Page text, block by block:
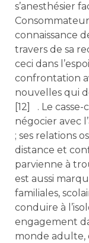
s’anesthésier
connaissance
travers de sa
ceci dans
confrontation
nouvelles qui
[12] . Le
négocier avec
; ses relations
distance et
parvienne à
est aussi
familiales,
conduire à
engagement
monde adulte,